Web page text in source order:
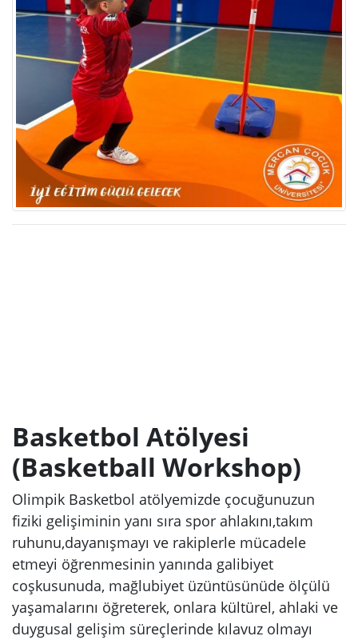
Basketbol Atölyesi
(Basketball Workshop)
Olimpik Basketbol atölyemizde çocuğunuzun
fiziki gelişiminin yanı sıra spor ahlakını,takım
ruhunu,dayanışmayı ve rakiplerle mücadele
etmeyi öğrenmesinin yanında galibiyet
coşkusunuda, mağlubiyet üzüntüsünüde ölçülü
yaşamalarını öğreterek, onlara kültürel, ahlaki ve
duygusal gelişim süreçlerinde kılavuz olmayı